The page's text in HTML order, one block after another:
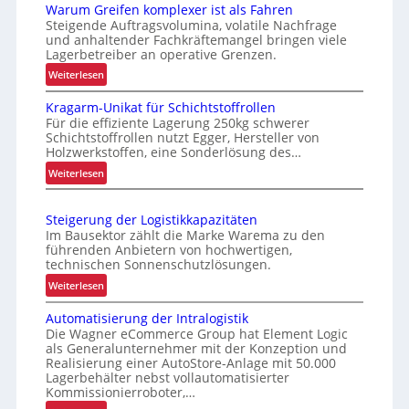
ü
r
u
s
i
c
h
Z
e
i
e
n
“
a
n
s
a
r
e
n
e
a
g
e
k
o
s
t
e
Warum Greifen komplexer ist als Fahren
Steigende Auftragsvolumina, volatile Nachfrage
und anhaltender Fachkräftemangel bringen viele
Lagerbetreiber an operative Grenzen.
Weiterlesen:
W
a
r
u
m
G
i
f
e
n
k
o
m
p
l
e
x
Kragarm-Unikat für Schichtstoffrollen
Für die effiziente Lagerung 250kg schwerer
Schichtstoffrollen nutzt Egger, Hersteller von
Holzwerkstoffen, eine Sonderlösung des…
Weiterlesen:
K
a
g
a
r
m
U
n
i
k
a
Steigerung der Logistikkapazitäten
Im Bausektor zählt die Marke Warema zu den
führenden Anbietern von hochwertigen,
technischen Sonnenschutzlösungen.
Weiterlesen:
S
t
e
i
g
e
r
Automatisierung der Intralogistik
Die Wagner eCommerce Group hat Element Logic
als Generalunternehmer mit der Konzeption und
Realisierung einer AutoStore-Anlage mit 50.000
Lagerbehälter nebst vollautomatisierter
Kommissionierroboter,…